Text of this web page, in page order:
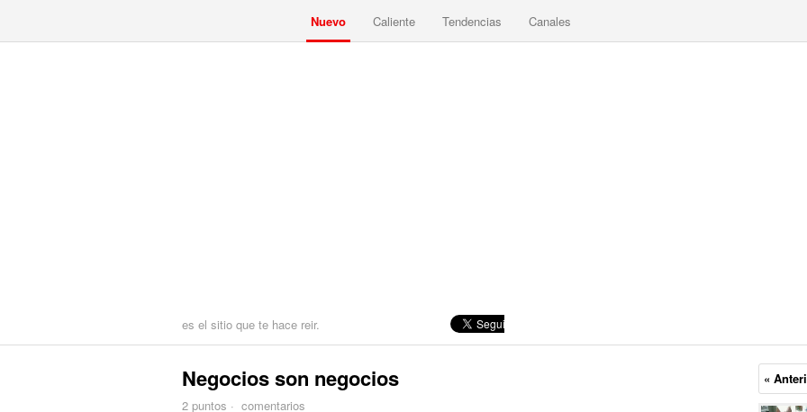
Nuevo Caliente Tendencias Canales
es el sitio que te hace reir.
Negocios son negocios
2 puntos · comentarios
«